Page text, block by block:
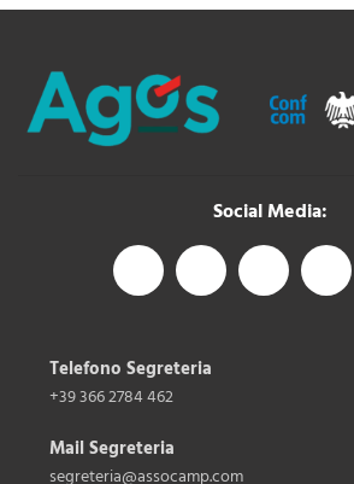
Social Media:
Telefono Segreteria
+39 366 2784 462
Mail Segreteria
segreteria@assocamp.com